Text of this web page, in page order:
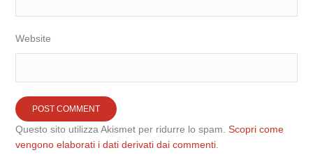
Website
Questo sito utilizza Akismet per ridurre lo spam.Scopri come
vengono elaborati i dati derivati dai commenti